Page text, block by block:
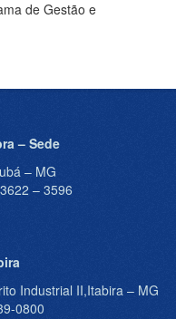
de Gestão e
– Sede
– MG
– 3596
Industrial II,Itabira – MG
0800